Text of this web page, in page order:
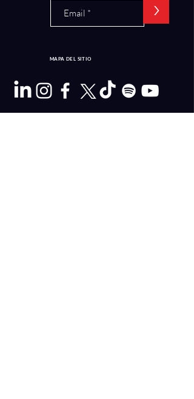
>
MAPA DEL SITIO